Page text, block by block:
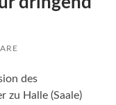
des
zu Halle (Saale)